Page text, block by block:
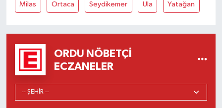
Milas Ortaca Seydikemer Ula Yatağan
ORDU NÖBETÇI
ECZANELER